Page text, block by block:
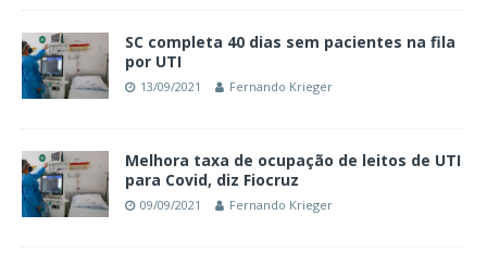
SC completa 40 dias sem pacientes na fila
por UTI
13/09/2021 Fernando Krieger
Melhora taxa de ocupação de leitos de UTI
para Covid, diz Fiocruz
09/09/2021 Fernando Krieger